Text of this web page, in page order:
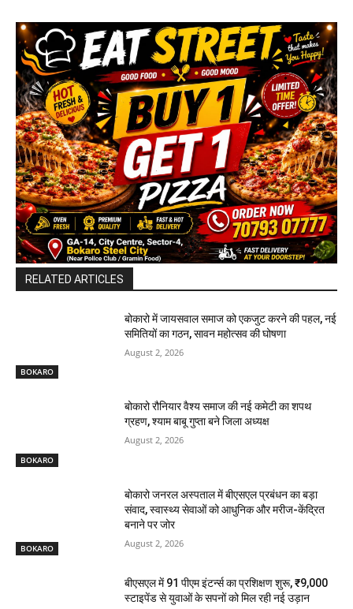
RELATED ARTICLES
BOKARO
बोकारो में जायसवाल समाज को एकजुट करने की पहल, नई
समितियों का गठन, सावन महोत्सव की घोषणा
August 2, 2026
BOKARO
बोकारो रौनियार वैश्य समाज की नई कमेटी का शपथ
ग्रहण, श्याम बाबू गुप्ता बने जिला अध्यक्ष
August 2, 2026
BOKARO
बोकारो जनरल अस्पताल में बीएसएल प्रबंधन का बड़ा
संवाद, स्वास्थ्य सेवाओं को आधुनिक और मरीज-केंद्रित
बनाने पर जोर
August 2, 2026
बीएसएल में 91 पीएम इंटर्न्स का प्रशिक्षण शुरू, ₹9,000
स्टाइपेंड से युवाओं के सपनों को मिल रही नई उड़ान